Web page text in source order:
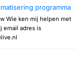
programma
Wie ken mij helpen met
email adres is